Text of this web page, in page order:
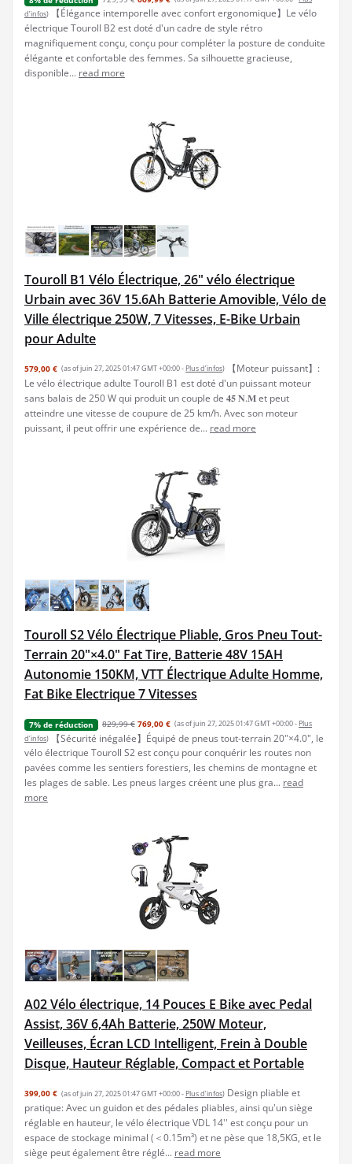
d’infos)
【Élégance intemporelle avec confort ergonomique】Le vélo
électrique Touroll B2 est doté d'un cadre de style rétro
magnifiquement conçu, conçu pour compléter la posture de conduite
élégante et confortable des femmes. Sa silhouette gracieuse,
disponible... read more
Touroll B1 Vélo Électrique, 26" vélo électrique
Urbain avec 36V 15.6Ah Batterie Amovible, Vélo de
Ville électrique 250W, 7 Vitesses, E-Bike Urbain
pour Adulte
579,00 € (as of juin 27, 2025 01:47 GMT +00:00 - Plus d’infos)
【Moteur puissant】:
Le vélo électrique adulte Touroll B1 est doté d'un puissant moteur
sans balais de 250 W qui produit un couple de 𝟒𝟓 𝐍.𝐌 et peut
atteindre une vitesse de coupure de 25 km/h. Avec son moteur
puissant, il peut offrir une expérience de... read more
Touroll S2 Vélo Électrique Pliable, Gros Pneu Tout-
Terrain 20"×4.0" Fat Tire, Batterie 48V 15AH
Autonomie 150KM, VTT Électrique Adulte Homme,
Fat Bike Electrique 7 Vitesses
7% de réduction 829,99 € 769,00 € (as of juin 27, 2025 01:47 GMT +00:00 - Plus
d’infos)
【Sécurité inégalée】Équipé de pneus tout-terrain 20"×4.0", le
vélo électrique Touroll S2 est conçu pour conquérir les routes non
pavées comme les sentiers forestiers, les chemins de montagne et
les plages de sable. Les pneus larges créent une plus gra... read
more
A02 Vélo électrique, 14 Pouces E Bike avec Pedal
Assist, 36V 6,4Ah Batterie, 250W Moteur,
Veilleuses, Écran LCD Intelligent, Frein à Double
Disque, Hauteur Réglable, Compact et Portable
399,00 € (as of juin 27, 2025 01:47 GMT +00:00 - Plus d’infos) Design pliable et
pratique: Avec un guidon et des pédales pliables, ainsi qu'un siège
réglable en hauteur, le vélo électrique VDL 14'' est conçu pour un
espace de stockage minimal (＜0.15m³) et ne pèse que 18,5KG, et le
siège peut également être réglé... read more